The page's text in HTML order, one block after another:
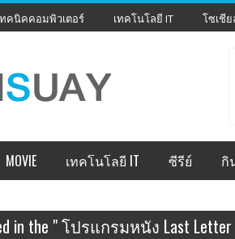
คนิคคอมพิวเตอร์ เทคโนโลยี IT โซเชีย
MOVIE เทคโนโลยี IT ซีรีย์ กิ
in the " โปรแกรมหนัง Last Letter